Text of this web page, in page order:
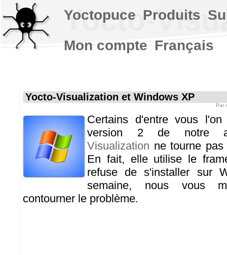
Yocto-
Yocto-Visualization et Windows XP
Par
Certains d'entre vous
version 2 de notre
Visualization ne tourne
En fait, elle utilise le
refuse de s'installer sur
semaine, nous vous
contourner le problème.
Yoctopuce Produits
Mon compte Français